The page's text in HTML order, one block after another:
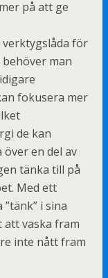
på att ge
för
man
fokusera mer
de kan
en del av
tänka till på
Med ett
i sina
vaska fram
inte nått fram